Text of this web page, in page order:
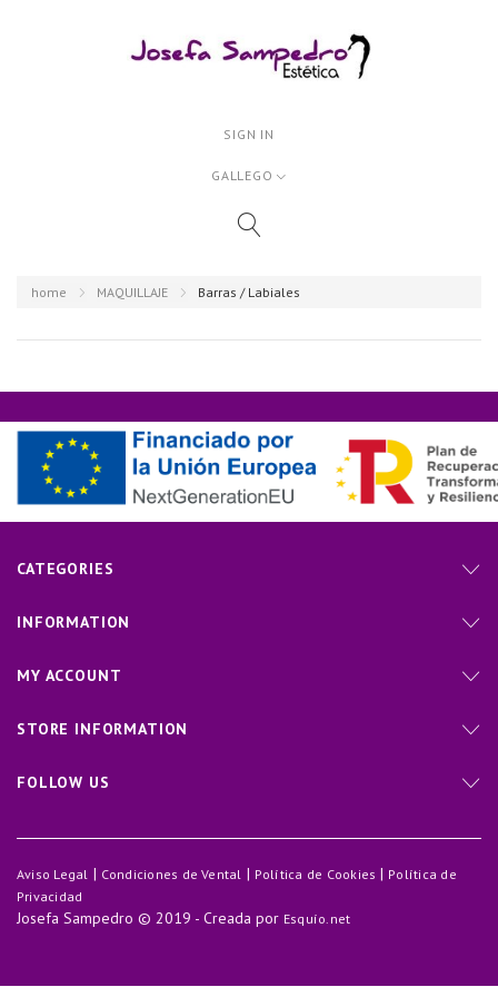
SIGN IN
GALLEGO
home MAQUILLAJE Barras / Labiales
CATEGORIES
INFORMATION
MY ACCOUNT
STORE INFORMATION
FOLLOW US
Aviso Legal | Condiciones de Vental | Política de Cookies | Política de
Privacidad
Josefa Sampedro © 2019 - Creada por Esquío.net